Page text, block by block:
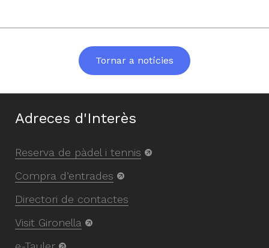
Tornar a notícies
Adreces d'Interès
Reserva de pàdel i tennis
Compra d’entrades
Directori de contactes
Visit Gironella